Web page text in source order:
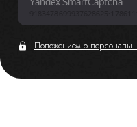
Положением о